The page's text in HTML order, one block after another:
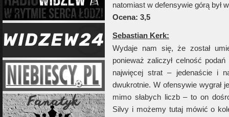
natomiast w defensywie górą był
Ocena: 3,5
Sebastian Kerk:
Wydaje nam się, że został
ponieważ zaliczył celność
najwięcej strat – jedenaście i
dwukrotnie. W ofensywie wygrał
mimo słabych liczb – to on
Silvy i możemy tutaj mówić o